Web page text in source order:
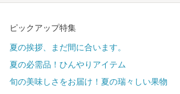
ピックアップ特集
夏の挨拶、まだ間に合います。
夏の必需品！ひんやりアイテム
旬の美味しさをお届け！夏の瑞々しい果物